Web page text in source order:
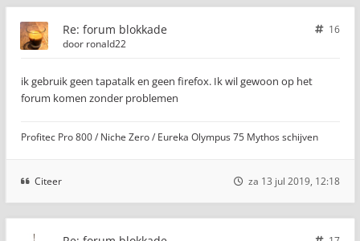
Re: forum blokkade
16
door ronald22
ik gebruik geen tapatalk en geen firefox. Ik wil gewoon op het
forum komen zonder problemen
Profitec Pro 800 / Niche Zero / Eureka Olympus 75 Mythos schijven
Citeer za 13 jul 2019, 12:18